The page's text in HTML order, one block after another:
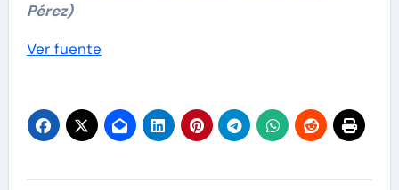
Pérez)
Navegación
entradas
Ver fuente